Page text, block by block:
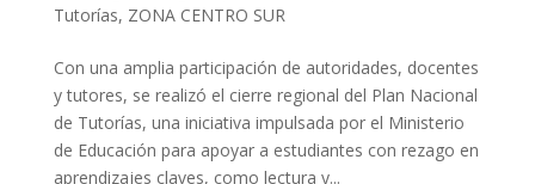
Tutorías, ZONA CENTRO SUR
Con una amplia participación de autoridades, docentes
y tutores, se realizó el cierre regional del Plan Nacional
de Tutorías, una iniciativa impulsada por el Ministerio
de Educación para apoyar a estudiantes con rezago en
aprendizajes claves, como lectura y...